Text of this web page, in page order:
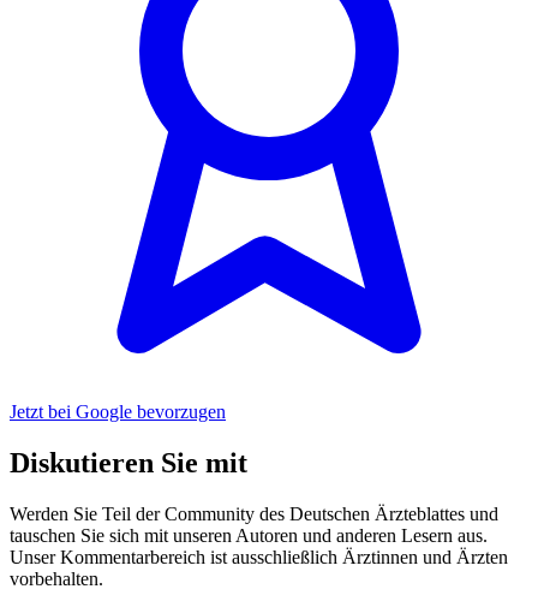
Jetzt bei Google bevorzugen
Diskutieren Sie mit
Werden Sie Teil der Community des Deutschen Ärzteblattes und
tauschen Sie sich mit unseren Autoren und anderen Lesern aus.
Unser Kommentarbereich ist ausschließlich Ärztinnen und Ärzten
vorbehalten.